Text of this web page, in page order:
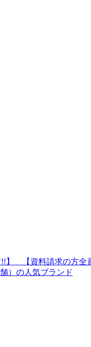
!!】 【資料請求の方
）の人気ブランド